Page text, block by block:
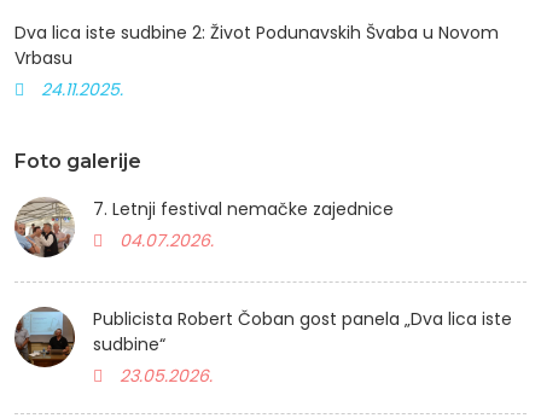
Dva lica iste sudbine 2: Život Podunavskih Švaba u Novom
Vrbasu
24.11.2025.
Foto galerije
7. Letnji festival nemačke zajednice
04.07.2026.
Publicista Robert Čoban gost panela „Dva lica iste
sudbine“
23.05.2026.